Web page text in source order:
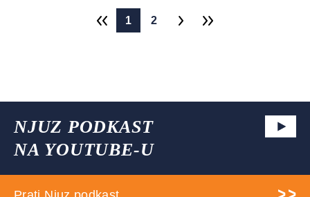
1 2
NJUZ PODKAST
NA YOUTUBE-U